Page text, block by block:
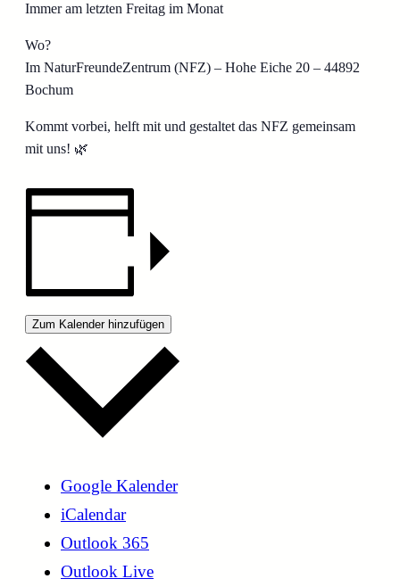
Immer am letzten Freitag im Monat
Wo?
Im NaturFreundeZentrum (NFZ) – Hohe Eiche 20 – 44892
Bochum
Kommt vorbei, helft mit und gestaltet das NFZ gemeinsam
mit uns! 🌿
Zum Kalender hinzufügen
Google Kalender
iCalendar
Outlook 365
Outlook Live